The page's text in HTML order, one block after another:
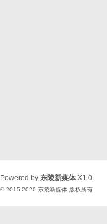
Powered by 东陵新媒体 X1.0
© 2015-2020 东陵新媒体 版权所有